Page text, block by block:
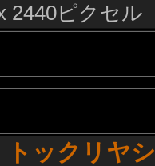
2440ピクセル
トックリヤシ